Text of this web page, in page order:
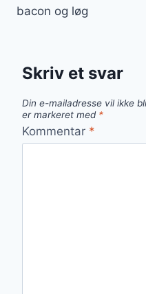
bacon og løg
Skriv et svar
Din e-mailadresse vil ikke
er markeret med *
Kommentar *